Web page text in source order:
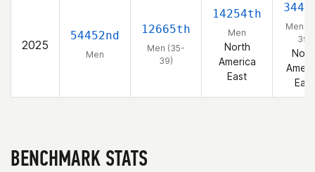
2025
54452nd
Men
12665th
Men (35-
39)
14254th
Men
North
America
East
Men
39)
East
BENCHMARK STATS